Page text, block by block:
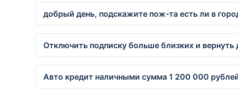
добрый день, подскажите пож-та есть ли в
Отключить подписку больше близких и вернуть
Авто кредит наличными сумма 1 200 000